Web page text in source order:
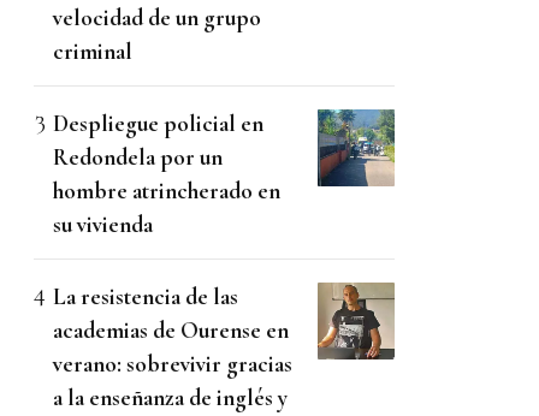
velocidad de un grupo
criminal
Despliegue policial en
Redondela por un
hombre atrincherado en
su vivienda
La resistencia de las
academias de Ourense en
verano: sobrevivir gracias
a la enseñanza de inglés y